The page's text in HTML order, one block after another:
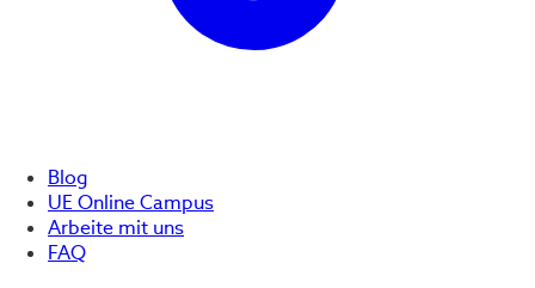
Blog
UE Online Campus
Arbeite mit uns
FAQ